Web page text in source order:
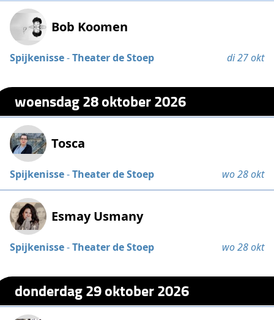
Bob Koomen
Spijkenisse-Theater de Stoep di 27 okt
woensdag 28 oktober 2026
Tosca
Spijkenisse-Theater de Stoep wo 28 okt
Esmay Usmany
Spijkenisse-Theater de Stoep wo 28 okt
donderdag 29 oktober 2026